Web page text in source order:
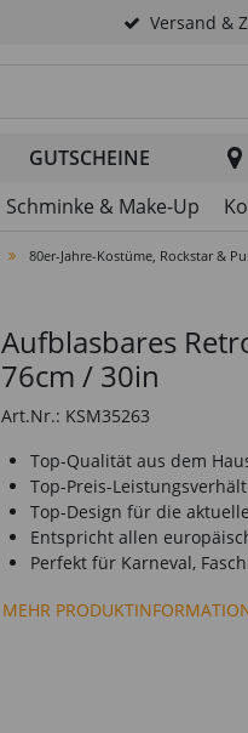
Versand &
GUTSCHEINE
Schminke & Make-Up
80er-Jahre-Kostüme, Rockstar &
Aufblasbares
76cm / 30in
Art.Nr.: KSM35263
Top-Qualität aus dem
Top-Preis-
Top-Design für die
Entspricht allen
Perfekt für Karneval,
MEHR